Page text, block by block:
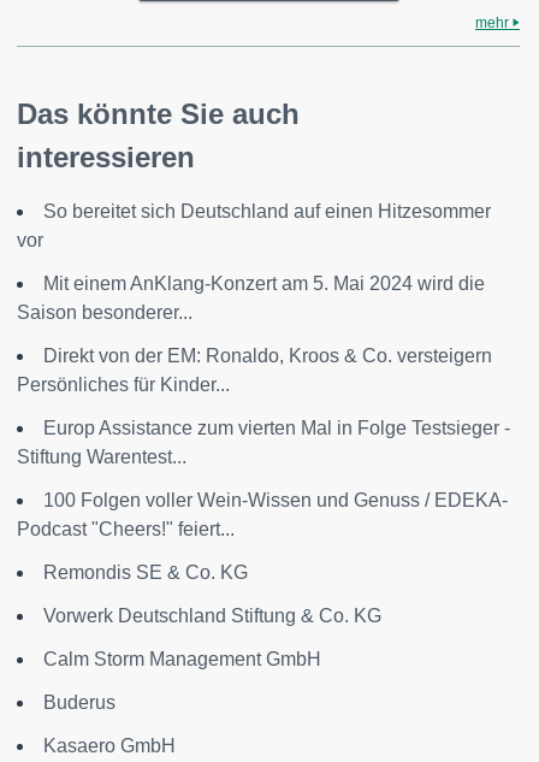
mehr
Das könnte Sie auch
interessieren
So bereitet sich Deutschland auf einen Hitzesommer
vor
Mit einem AnKlang-Konzert am 5. Mai 2024 wird die
Saison besonderer...
Direkt von der EM: Ronaldo, Kroos & Co. versteigern
Persönliches für Kinder...
Europ Assistance zum vierten Mal in Folge Testsieger -
Stiftung Warentest...
100 Folgen voller Wein-Wissen und Genuss / EDEKA-
Podcast "Cheers!" feiert...
Remondis SE & Co. KG
Vorwerk Deutschland Stiftung & Co. KG
Calm Storm Management GmbH
Buderus
Kasaero GmbH